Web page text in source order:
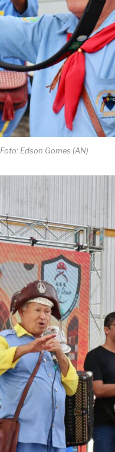
Foto: Edson Gomes (AN)